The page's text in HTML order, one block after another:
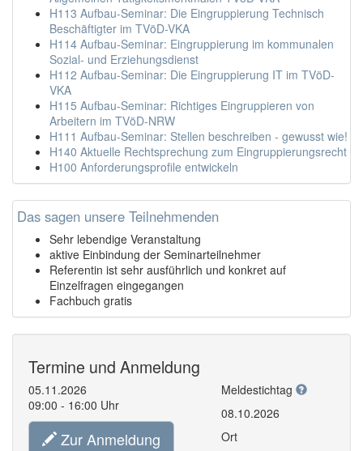
H113 Aufbau-Seminar: Die Eingruppierung Technisch
Beschäftigter im TVöD-VKA
H114 Aufbau-Seminar: Eingruppierung im kommunalen
Sozial- und Erziehungsdienst
H112 Aufbau-Seminar: Die Eingruppierung IT im TVöD-
VKA
H115 Aufbau-Seminar: Richtiges Eingruppieren von
Arbeitern im TVöD-NRW
H111 Aufbau-Seminar: Stellen beschreiben - gewusst wie!
H140 Aktuelle Rechtsprechung zum Eingruppierungsrecht
H100 Anforderungsprofile entwickeln
Das sagen unsere Teilnehmenden
Sehr lebendige Veranstaltung
aktive Einbindung der Seminarteilnehmer
Referentin ist sehr ausführlich und konkret auf
Einzelfragen eingegangen
Fachbuch gratis
Termine und Anmeldung
05.11.2026
09:00 - 16:00 Uhr
Zur Anmeldung
Meldestichtag
08.10.2026
Ort